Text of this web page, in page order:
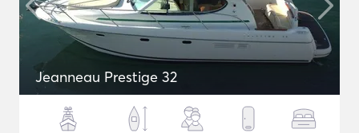
Jeanneau Prestige 32